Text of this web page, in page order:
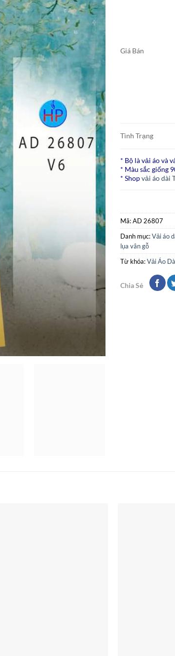
Giá Bán
Tình Trạng
* Bộ là vải áo và
* Màu sắc giống
* Shopvải áo dài
Mã:AD 26807
Danh mục:Vải áo
lụa vân gỗ
Từ khóa:Vải Áo
Chia Sẻ